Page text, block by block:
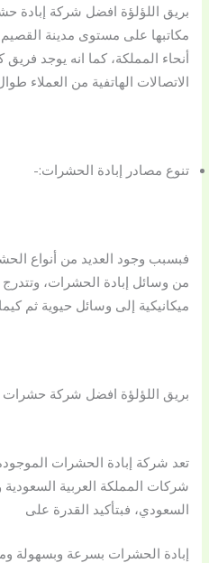
بريق اللؤلؤة افضل شركة إبادة
مكاتبها على مستوى مدينة
أنحاء المملكة، كما انه يوجد
الاتصالات الهاتفية من العملاء طوال
تنوع مصادر إبادة الحشرات:-
فبسبب وجود العديد من أنواع
من وسائل إبادة الحشرات،
ميكانيكية إلى وسائل حيوية ثم
بريق اللؤلؤة افضل شركة حشرات
تعد شركة إبادة الحشرات
شركات المملكة العربية
السعودي، فبتأكيد القدرة على
إبادة الحشرات بسرعة وبسهولة